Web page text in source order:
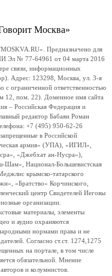
Москва»
Предназначено для
Эл № 77-64961 от 04 марта 2016
связи, информационных
Адрес: 123298, Москва, ул. 3-я
ограниченной ответственностью
пом. 22). Доменное имя сайта
– Российская Федерация и
редактор Бабаян Роман
+7 (495) 950-62-26
в Российской
армия» (УПА), «ИГИЛ»,
«Джебхат ан-Нусра»),
Шам», Национал-Большевистская
крымско-татарского
«Братство» Корчинского,
центр Свидетелей Иеговы
организации.
материалы, элементы
и аудио охраняются
нормами права и не
Согласно ст.ст. 1274,1275
на портале, в том числе
обязательной. Мнение
и колумнистов.